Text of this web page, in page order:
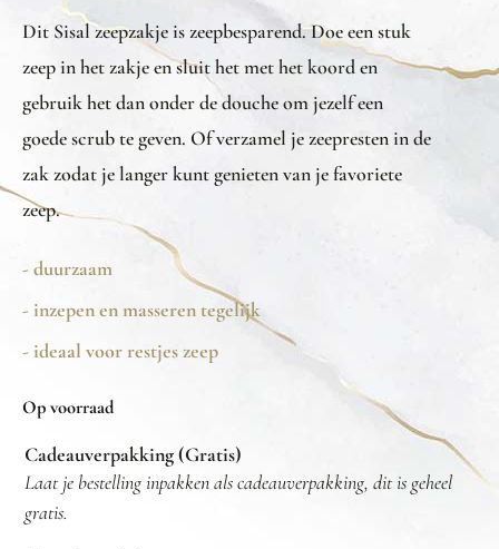
Dit Sisal zeepzakje is zeepbesparend. Doe een stuk
zeep in het zakje en sluit het met het koord en
gebruik het dan onder de douche om jezelf een
goede scrub te geven. Of verzamel je zeepresten in de
zak zodat je langer kunt genieten van je favoriete
zeep.
- duurzaam
- inzepen en masseren tegelijk
- ideaal voor restjes zeep
Op voorraad
Cadeauverpakking (Gratis)
Laat je bestelling inpakken als cadeauverpakking, dit is geheel
gratis.